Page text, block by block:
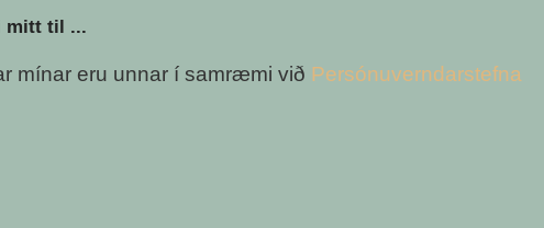
mitt til ...
mínar eru unnar í samræmi við Persónuverndarstefna